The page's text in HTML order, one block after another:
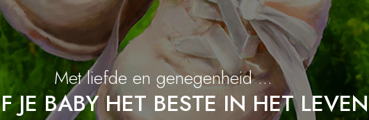
Citizens Commission on Human Rights
Scientology Volunteer Ministers
Met liefde en genegenheid ...
JE BABY HET BESTE IN HET LEVEN